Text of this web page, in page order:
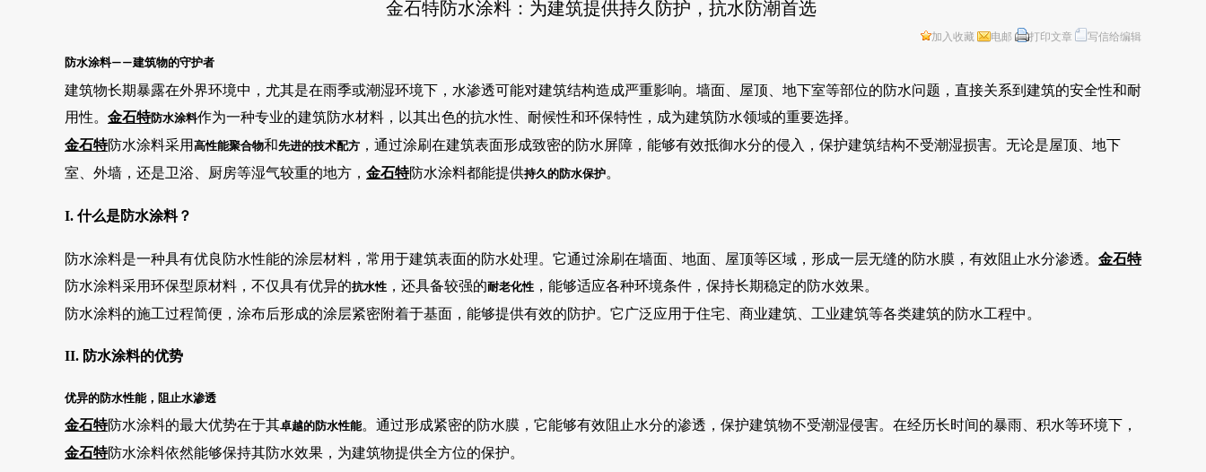
金石特防水涂料：为建筑提供持久防护，抗水防潮首选
加入收藏 电邮 打印文章 写信给编辑
防水涂料——建筑物的守护者
建筑物长期暴露在外界环境中，尤其是在雨季或潮湿环境下，水渗透可能对建筑结构造成严重影响。墙面、屋顶、地下室等部位的防水问题，直接关系到建筑的安全性和耐
用性。 金石特防水涂料作为一种专业的建筑防水材料，以其出色的抗水性、耐候性和环保特性，成为建筑防水领域的重要选择。
金石特防水涂料采用 高性能聚合物和先进的技术配方 ，通过涂刷在建筑表面形成致密的防水屏障，能够有效抵御水分的侵入，保护建筑结构不受潮湿损害。无论是屋顶、地下
室、外墙，还是卫浴、厨房等湿气较重的地方， 金石特防水涂料都能提供持久的防水保护。
I. 什么是防水涂料？
防水涂料是一种具有优良防水性能的涂层材料，常用于建筑表面的防水处理。它通过涂刷在墙面、地面、屋顶等区域，形成一层无缝的防水膜，有效阻止水分渗透。 金石特
防水涂料采用环保型原材料，不仅具有优异的抗水性 ，还具备较强的耐老化性 ，能够适应各种环境条件，保持长期稳定的防水效果。
防水涂料的施工过程简便，涂布后形成的涂层紧密附着于基面，能够提供有效的防护。它广泛应用于住宅、商业建筑、工业建筑等各类建筑的防水工程中。
II. 防水涂料的优势
优异的防水性能，阻止水渗透
金石特防水涂料的最大优势在于其卓越的防水性能。通过形成紧密的防水膜，它能够有效阻止水分的渗透，保护建筑物不受潮湿侵害。在经历长时间的暴雨、积水等环境下，
金石特防水涂料依然能够保持其防水效果，为建筑物提供全方位的保护。